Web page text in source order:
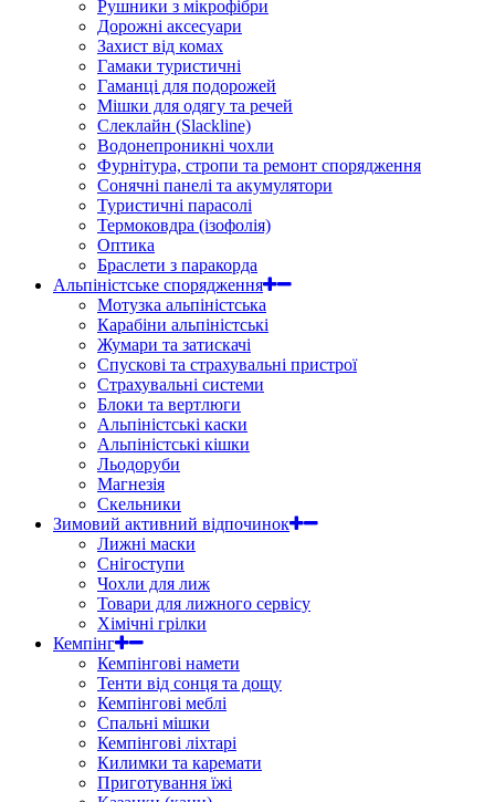
Рушники з мікрофібри
Дорожні аксесуари
Захист від комах
Гамаки туристичні
Гаманці для подорожей
Мішки для одягу та речей
Слеклайн (Slackline)
Водонепроникні чохли
Фурнітура, стропи та ремонт спорядження
Сонячні панелі та акумулятори
Туристичні парасолі
Термоковдра (ізофолія)
Оптика
Браслети з паракорда
Альпіністське спорядження
Мотузка альпіністська
Карабіни альпіністські
Жумари та затискачі
Спускові та страхувальні пристрої
Страхувальні системи
Блоки та вертлюги
Альпіністські каски
Альпіністські кішки
Льодоруби
Магнезія
Скельники
Зимовий активний відпочинок
Лижні маски
Снігоступи
Чохли для лиж
Товари для лижного сервісу
Хімічні грілки
Кемпінг
Кемпінгові намети
Тенти від сонця та дощу
Кемпінгові меблі
Спальні мішки
Кемпінгові ліхтарі
Килимки та каремати
Приготування їжі